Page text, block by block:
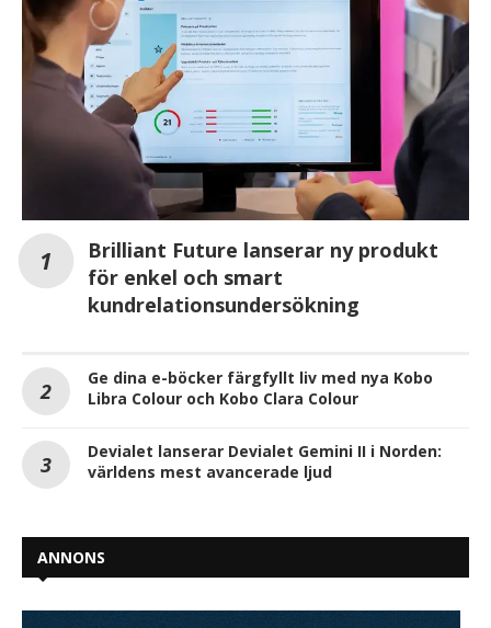
Brilliant Future lanserar ny produkt
för enkel och smart
kundrelationsundersökning
Ge dina e-böcker färgfyllt liv med nya Kobo
Libra Colour och Kobo Clara Colour
Devialet lanserar Devialet Gemini II i Norden:
världens mest avancerade ljud
ANNONS